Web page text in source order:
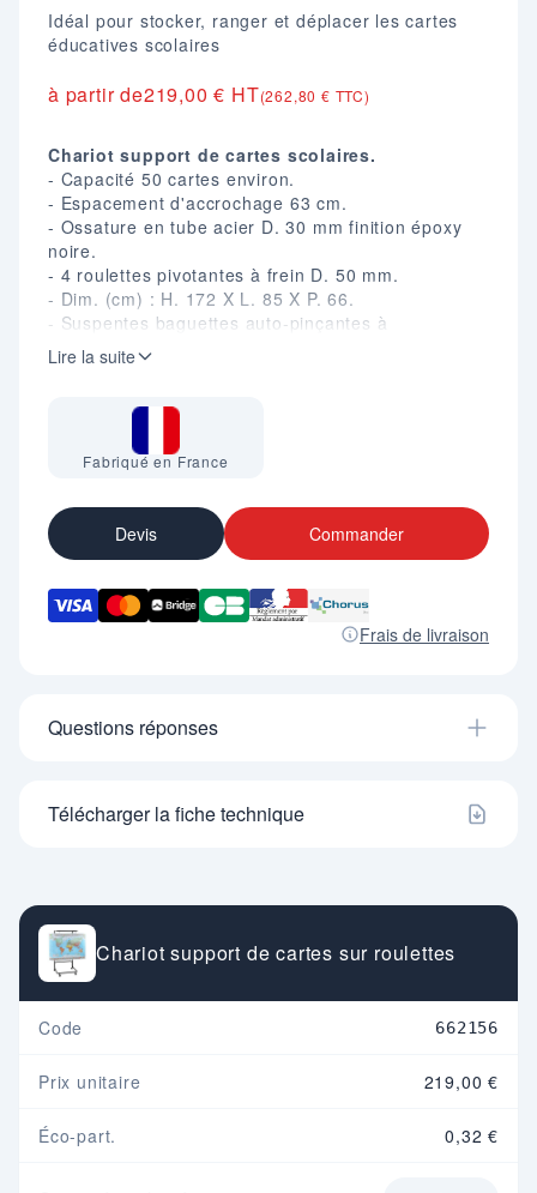
Idéal pour stocker, ranger et déplacer les cartes
éducatives scolaires
à partir de219,00 € HT(262,80 € TTC)
Chariot support de cartes scolaires.
- Capacité 50 cartes environ.
- Espacement d'accrochage 63 cm.
- Ossature en tube acier D. 30 mm finition époxy
noire.
- 4 roulettes pivotantes à frein D. 50 mm.
- Dim. (cm) : H. 172 X L. 85 X P. 66.
- Suspentes baguettes auto-pinçantes à
commander séparément.
Lire la suite
Fabriqué en France
Devis Commander
Frais de livraison
Questions réponses
Télécharger la fiche technique
Chariot support de cartes sur roulettes
Code 662156
Prix unitaire 219,00 €
Éco-part. 0,32 €